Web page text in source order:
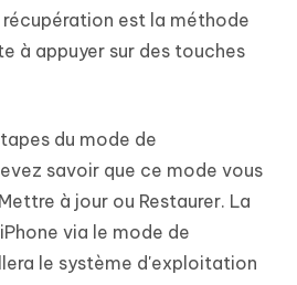
est la méthode
à appuyer sur des touches
du mode de
savoir que ce mode vous
à jour ou Restaurer. La
via le mode de
le système d'exploitation